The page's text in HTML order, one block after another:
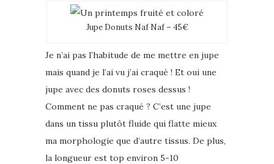
Jupe Donuts Naf Naf – 45€
Je n’ai pas l’habitude de me mettre en jupe
mais quand je l’ai vu j’ai craqué ! Et oui une
jupe avec des donuts roses dessus !
Comment ne pas craqué ? C’est une jupe
dans un tissu plutôt fluide qui flatte mieux
ma morphologie que d’autre tissus. De plus,
la longueur est top environ 5-10